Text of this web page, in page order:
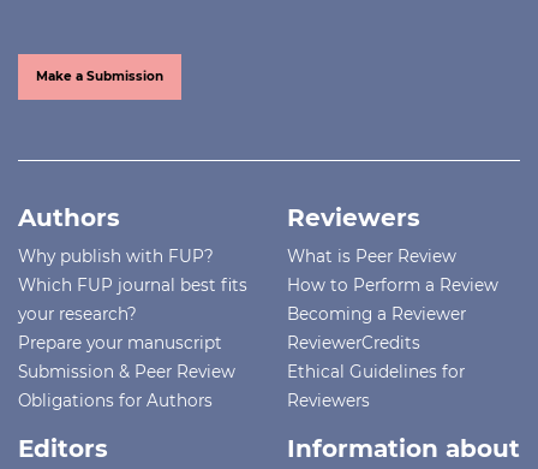
Make a Submission
Authors
Why publish with FUP?
Which FUP journal best fits
your research?
Prepare your manuscript
Submission & Peer Review
Obligations for Authors
Reviewers
What is Peer Review
How to Perform a Review
Becoming a Reviewer
ReviewerCredits
Ethical Guidelines for
Reviewers
Editors
Information about